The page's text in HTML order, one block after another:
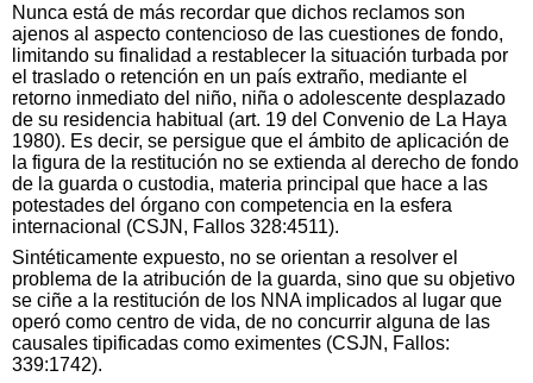
Nunca está de más recordar que dichos reclamos son
ajenos al aspecto contencioso de las cuestiones de fondo,
limitando su finalidad a restablecer la situación turbada por
el traslado o retención en un país extraño, mediante el
retorno inmediato del niño, niña o adolescente desplazado
de su residencia habitual (art. 19 del Convenio de La Haya
1980). Es decir, se persigue que el ámbito de aplicación de
la figura de la restitución no se extienda al derecho de fondo
de la guarda o custodia, materia principal que hace a las
potestades del órgano con competencia en la esfera
internacional (CSJN, Fallos 328:4511).
Sintéticamente expuesto, no se orientan a resolver el
problema de la atribución de la guarda, sino que su objetivo
se ciñe a la restitución de los NNA implicados al lugar que
operó como centro de vida, de no concurrir alguna de las
causales tipificadas como eximentes (CSJN, Fallos:
339:1742).